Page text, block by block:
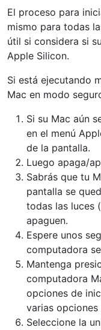
El proceso para
mismo para todas
útil si considera si
Apple Silicon.
Si está ejecutando
Mac en modo
Si su Mac aún
en el menú
de la pantalla.
Luego apaga/
Sabrás que tu
pantalla se
todas las luces
apaguen.
Espere unos
computadora
Mantenga
computadora
opciones de
varias opciones
Seleccione la